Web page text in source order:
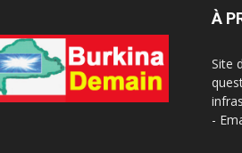
À
Site
-